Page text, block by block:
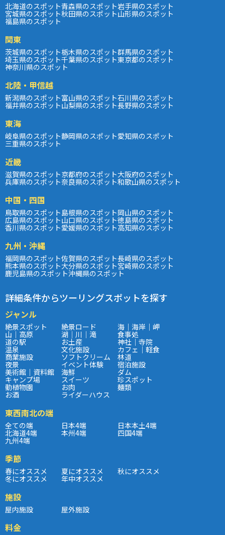
北海道のスポット青森県のスポット岩手県のスポット
宮城県のスポット秋田県のスポット山形県のスポット
福島県のスポット
関東
茨城県のスポット栃木県のスポット群馬県のスポット
埼玉県のスポット千葉県のスポット東京都のスポット
神奈川県のスポット
北陸・甲信越
新潟県のスポット富山県のスポット石川県のスポット
福井県のスポット山梨県のスポット長野県のスポット
東海
岐阜県のスポット静岡県のスポット愛知県のスポット
三重県のスポット
近畿
滋賀県のスポット京都府のスポット大阪府のスポット
兵庫県のスポット奈良県のスポット和歌山県のスポット
中国・四国
鳥取県のスポット島根県のスポット岡山県のスポット
広島県のスポット山口県のスポット徳島県のスポット
香川県のスポット愛媛県のスポット高知県のスポット
九州・沖縄
福岡県のスポット佐賀県のスポット長崎県のスポット
熊本県のスポット大分県のスポット宮崎県のスポット
鹿児島県のスポット沖縄県のスポット
詳細条件からツーリングスポットを探す
ジャンル
絶景スポット 絶景ロード 海｜海岸｜岬
山｜高原 湖｜川｜滝 食事処
道の駅 お土産 神社｜寺院
温泉 文化施設 カフェ｜軽食
商業施設 ソフトクリーム 林道
夜景 イベント体験 宿泊施設
美術館｜資料館 海鮮 ダム
キャンプ場 スイーツ 珍スポット
動植物園 お肉 麺類
お酒 ライダーハウス
東西南北の端
全ての端 日本4端 日本本土4端
北海道4端 本州4端 四国4端
九州4端
季節
春にオススメ 夏にオススメ 秋にオススメ
冬にオススメ 年中オススメ
施設
屋内施設 屋外施設
料金